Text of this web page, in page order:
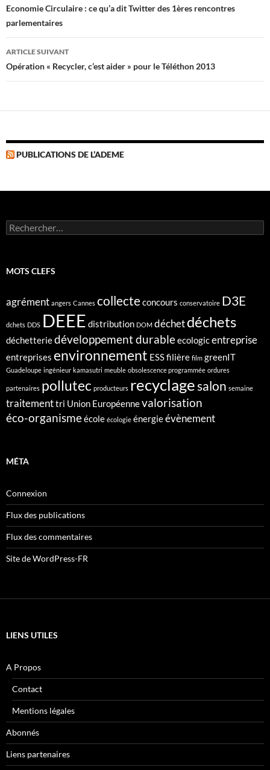
des
articles
Economie Circulaire : ce qu’a dit Twitter des 1ères rencontres
parlementaires
ARTICLE SUIVANT
Opération « Recycler, c’est aider » pour le Téléthon 2013
PUBLICATIONS DE L’ADEME
Rechercher :
MOTS CLEFS
agrément angers Cannes collecteconcours conservatoire D3E
dchets DDS DEEE distribution DOM déchetdéchets
déchetteriedéveloppement durableecologicentreprise
entreprises environnement ESSfilière film greenIT
Guadeloupe ingénieur kamasutri meuble obsolescence programmée ordures
partenaires pollutec producteurs recyclagesalon semaine
traitementtri Union Européennevalorisation
éco-organismeécole écologie énergieévènement
MÉTA
Connexion
Flux des publications
Flux des commentaires
Site de WordPress-FR
LIENS UTILES
A Propos
Contact
Mentions légales
Abonnés
Liens partenaires